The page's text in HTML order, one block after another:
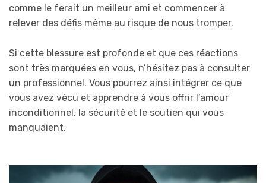
comme le ferait un meilleur ami et commencer à
relever des défis même au risque de nous tromper.
Si cette blessure est profonde et que ces réactions
sont très marquées en vous, n’hésitez pas à consulter
un professionnel. Vous pourrez ainsi intégrer ce que
vous avez vécu et apprendre à vous offrir l’amour
inconditionnel, la sécurité et le soutien qui vous
manquaient.